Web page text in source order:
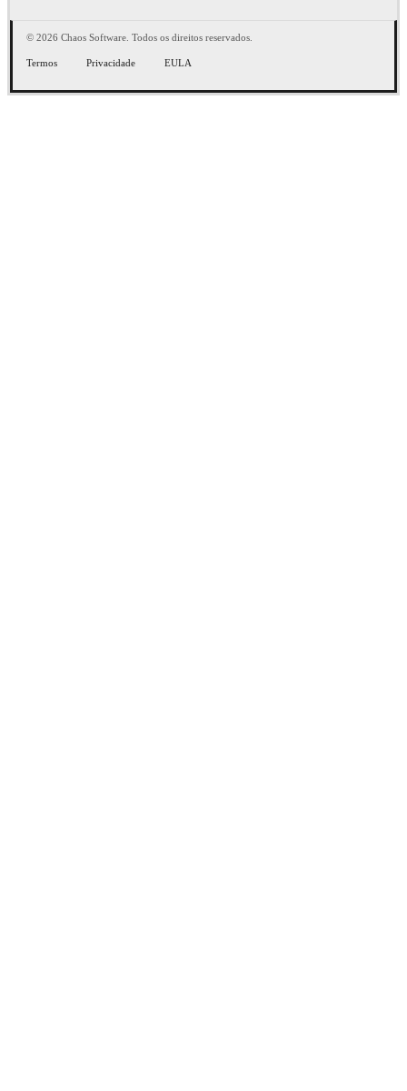
© 2026 Chaos Software. Todos os direitos reservados.
Termos Privacidade EULA